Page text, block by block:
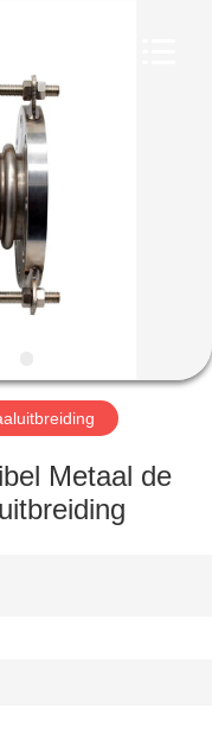
Metaal de